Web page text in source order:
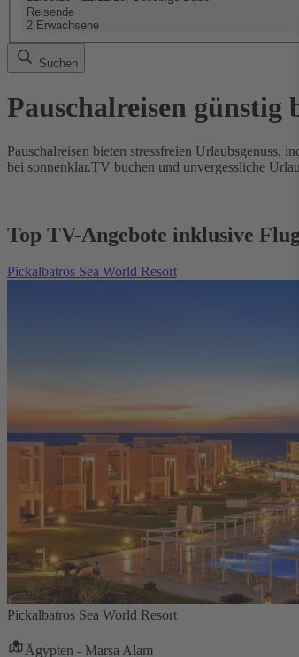
Reisende
2 Erwachsene
Suchen
Pauschalreisen günstig
Pauschalreisen bieten stressfreien Urlaubsgenuss,
bei sonnenklar.TV buchen und unvergessliche
Top TV-Angebote inklusive Flug
Pickalbatros Sea World Resort
Pickalbatros Sea World Resort
Ägypten - Marsa Alam